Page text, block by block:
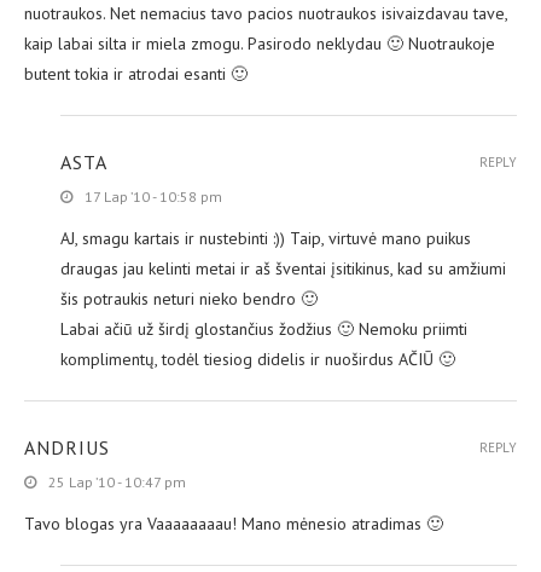
nuotraukos. Net nemacius tavo pacios nuotraukos isivaizdavau tave,
kaip labai silta ir miela zmogu. Pasirodo neklydau 🙂 Nuotraukoje
butent tokia ir atrodai esanti 🙂
ASTA
17 Lap ’10 - 10:58 pm
AJ, smagu kartais ir nustebinti :)) Taip, virtuvė mano puikus
draugas jau kelinti metai ir aš šventai įsitikinus, kad su amžiumi
šis potraukis neturi nieko bendro 🙂
Labai ačiū už širdį glostančius žodžius 🙂 Nemoku priimti
komplimentų, todėl tiesiog didelis ir nuoširdus AČIŪ 🙂
REPLY
ANDRIUS
25 Lap ’10 - 10:47 pm
Tavo blogas yra Vaaaaaaaau! Mano mėnesio atradimas 🙂
REPLY